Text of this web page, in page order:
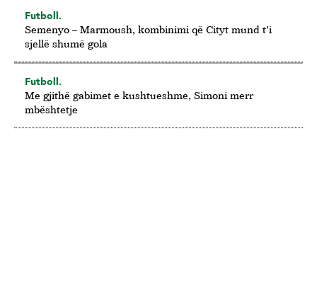
Futboll.
Semenyo – Marmoush, kombinimi që Cityt mund t’i
sjellë shumë gola
Futboll.
Me gjithë gabimet e kushtueshme, Simoni merr
mbështetje